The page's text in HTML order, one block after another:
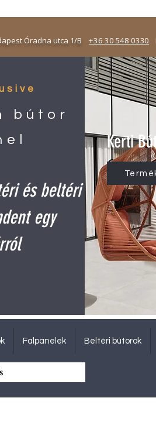
Óradna utca 1/B+36 30 548 0330
bútor
és beltéri
egy
Kerti
Falpanelek Beltéri bútorok